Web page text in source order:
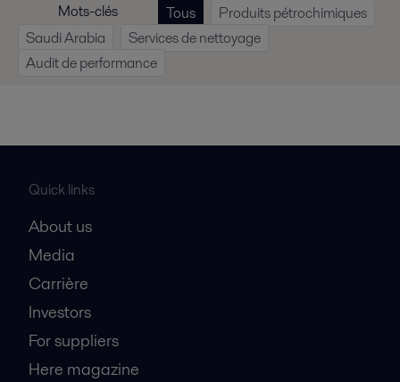
Mots-clés Tous
Produits pétrochimiques
Saudi Arabia
Services de nettoyage
Audit de performance
Quick links
About us
Media
Carrière
Investors
For suppliers
Here magazine